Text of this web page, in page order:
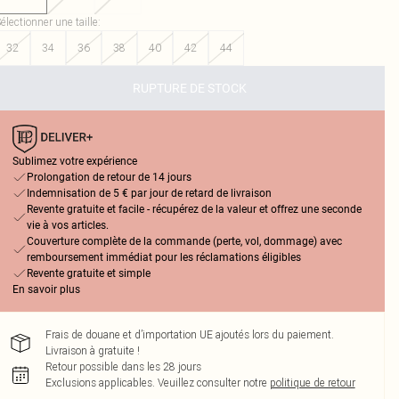
une taille:
32
34 36 38 40 42 44
RUPTURE DE STOCK
Sublimez votre expérience
Prolongation de retour de 14 jours
Indemnisation de 5 € par jour de retard de livraison
Revente gratuite et facile - récupérez de la valeur et offrez une seconde
vie à vos articles.
Couverture complète de la commande (perte, vol, dommage) avec
remboursement immédiat pour les réclamations éligibles
Revente gratuite et simple
En savoir plus
Frais de douane et d’importation UE ajoutés lors du paiement.
Livraison à gratuite !
Retour possible dans les 28 jours
Exclusions applicables. Veuillez consulter notre politique de retour